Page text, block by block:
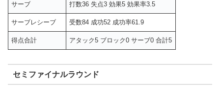
サーブ 打数36 失点3 効果5 効果率3.5
サーブレシーブ 受数84 成功52 成功率61.9
得点合計 アタック5 ブロック0 サーブ0 合計5
セミファイナルラウンド